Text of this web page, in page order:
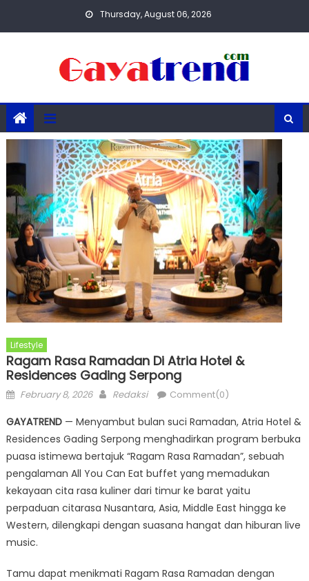
Thursday, August 06, 2026
Lifestyle
Ragam Rasa Ramadan Di Atria Hotel &
Residences Gading Serpong
Posted
February 8, 2026 Author
Redaksi Comment(0)
GAYATREND— Menyambut bulan suci Ramadan, Atria Hotel &
Residences Gading Serpong menghadirkan program berbuka
puasa istimewa bertajuk “Ragam Rasa Ramadan”, sebuah
pengalaman All You Can Eat buffet yang memadukan
kekayaan cita rasa kuliner dari timur ke barat yaitu
perpaduan citarasa Nusantara, Asia, Middle East hingga ke
Western, dilengkapi dengan suasana hangat dan hiburan live
music.
Tamu dapat menikmati Ragam Rasa Ramadan dengan